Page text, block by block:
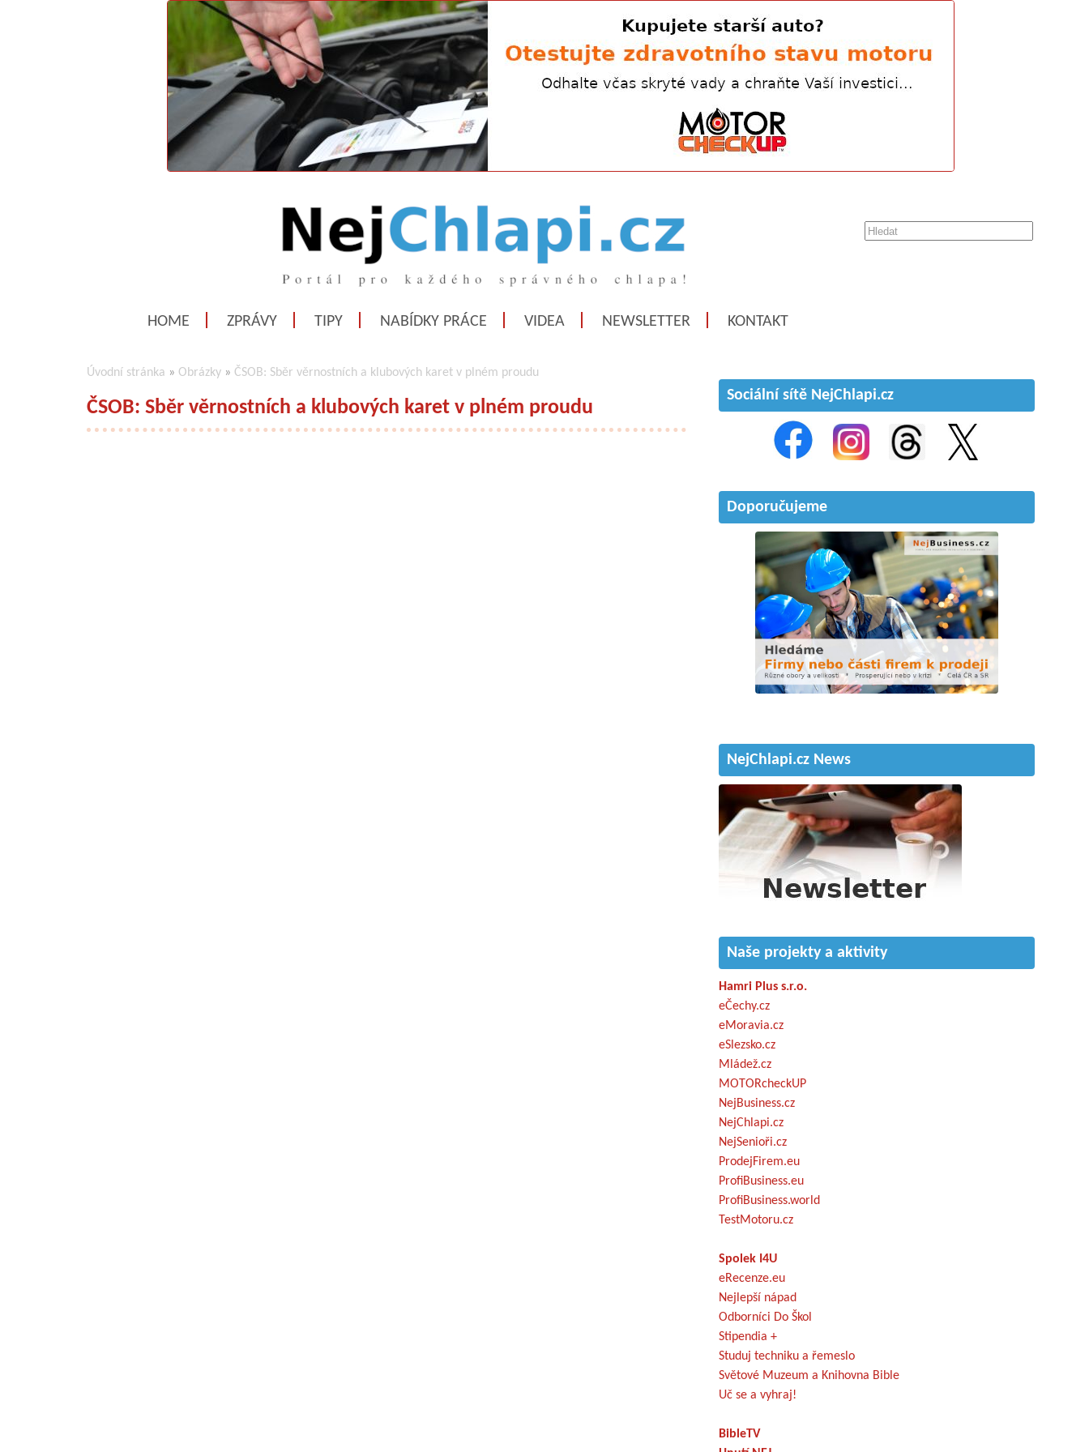
HOME ZPRÁVY TIPY NABÍDKY PRÁCE VIDEA NEWSLETTER KONTAKT
Úvodní stránka » Obrázky » ČSOB: Sběr věrnostních a klubových karet v plném proudu
ČSOB: Sběr věrnostních a klubových karet v plném proudu
Sociální sítě NejChlapi.cz
Doporučujeme
NejChlapi.cz News
Naše projekty a aktivity
Hamri Plus s.r.o.
eČechy.cz
eMoravia.cz
eSlezsko.cz
Mládež.cz
MOTORcheckUP
NejBusiness.cz
NejChlapi.cz
NejSenioři.cz
ProdejFirem.eu
ProfiBusiness.eu
ProfiBusiness.world
TestMotoru.cz
Spolek I4U
eRecenze.eu
Nejlepší nápad
Odborníci Do Škol
Stipendia +
Studuj techniku a řemeslo
Světové Muzeum a Knihovna Bible
Uč se a vyhraj!
BibleTV